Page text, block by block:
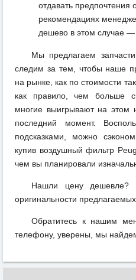
отдавать предпочтения
рекомендациях
дешево в этом случае —
Мы предлагаем
следим за тем, чтобы наше
на рынке, как по стоимости
как правило, чем больше
многие выигрывают на этом
последний момент.
подсказками, можно
купив воздушный фильтр
чем вы планировали
Нашли цену дешевле?
оригинальности
Обратитесь к нашим
телефону, уверены, мы